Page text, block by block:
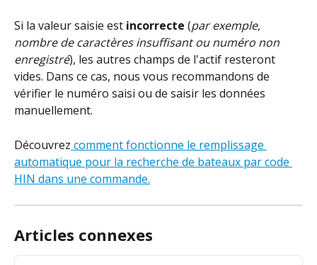
Si la valeur saisie est incorrecte (par exemple,
nombre de caractères insuffisant ou numéro non
enregistré), les autres champs de l'actif resteront
vides. Dans ce cas, nous vous recommandons de
vérifier le numéro saisi ou de saisir les données
manuellement.
Découvrez comment fonctionne le remplissage
automatique pour la recherche de bateaux par code
HIN dans une commande.
Articles connexes